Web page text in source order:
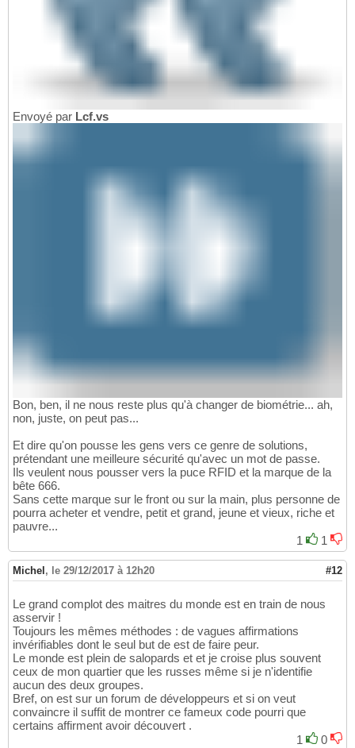
Envoyé par Lcf.vs
Bon, ben, il ne nous reste plus qu'à changer de biométrie... ah,
non, juste, on peut pas...
Et dire qu'on pousse les gens vers ce genre de solutions,
prétendant une meilleure sécurité qu'avec un mot de passe.
Ils veulent nous pousser vers la puce RFID et la marque de la
bête 666.
Sans cette marque sur le front ou sur la main, plus personne de
pourra acheter et vendre, petit et grand, jeune et vieux, riche et
pauvre...
1
1
Michel , le 29/12/2017 à 12h20 #12
Le grand complot des maitres du monde est en train de nous
asservir !
Toujours les mêmes méthodes : de vagues affirmations
invérifiables dont le seul but de est de faire peur.
Le monde est plein de salopards et et je croise plus souvent
ceux de mon quartier que les russes même si je n'identifie
aucun des deux groupes.
Bref, on est sur un forum de développeurs et si on veut
convaincre il suffit de montrer ce fameux code pourri que
certains affirment avoir découvert .
1
0